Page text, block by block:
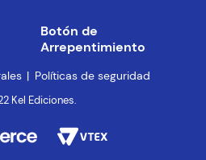
Botón de
Arrepentimiento
Políticas de seguridad
Kel Ediciones.